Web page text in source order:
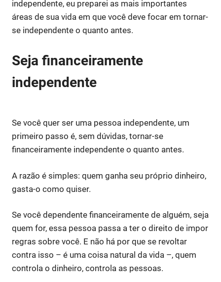
independente, eu preparei as mais importantes
áreas de sua vida em que você deve focar em tornar-
se independente o quanto antes.
Seja financeiramente
independente
Se você quer ser uma pessoa independente, um
primeiro passo é, sem dúvidas, tornar-se
financeiramente independente o quanto antes.
A razão é simples: quem ganha seu próprio dinheiro,
gasta-o como quiser.
Se você dependente financeiramente de alguém, seja
quem for, essa pessoa passa a ter o direito de impor
regras sobre você. E não há por que se revoltar
contra isso – é uma coisa natural da vida –, quem
controla o dinheiro, controla as pessoas.